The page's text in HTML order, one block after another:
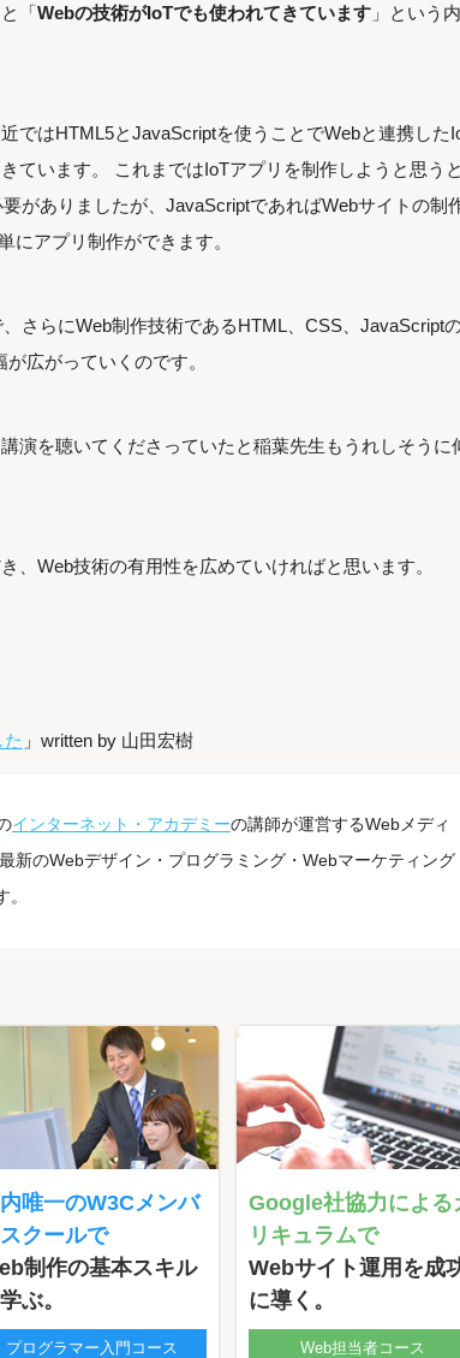
「Webの技術がIoTでも使われてきています 」という
ではHTML5とJavaScriptを使うことでWebと連携した
ています。 これまではIoTアプリを制作しようと思うと
がありましたが、JavaScriptであればWebサイトの制
にアプリ制作ができます。
さらにWeb制作技術であるHTML、CSS、JavaScript
広がっていくのです。
演を聴いてくださっていたと稲葉先生もうれしそうに
、Web技術の有用性を広めていければと思います。
」written by 山田宏樹
インターネット・アカデミーの講師が運営するWebメディ
新のWebデザイン・プログラミング・Webマーケティング
唯一のW3Cメンバ
クールで
制作の基本スキル
ぶ。
プログラマー入門コース
Google社協力による
リキュラムで
Webサイト運用を成
に導く。
Web担当者コース